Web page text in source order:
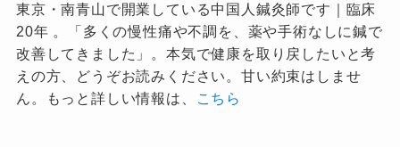
東京・南青山で開業している中国人鍼灸師です｜臨床
20年 。「多くの慢性痛や不調を、薬や手術なしに鍼で
改善してきました」。本気で健康を取り戻したいと考
えの方、どうぞお読みください。甘い約束はしませ
ん。もっと詳しい情報は、
こちら